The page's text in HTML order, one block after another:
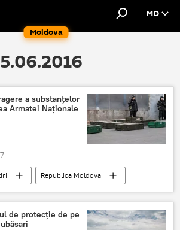
Moldova
MD
a substanţelor
Armatei Naţionale
Republica Moldova
Moldova
de protecţie de pe